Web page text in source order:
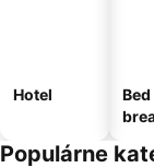
Hotel
Bed
Populárne